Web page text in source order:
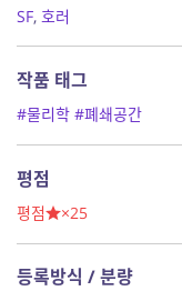
SF, 호러
작품 태그
#물리학 #폐쇄공간
평점
평점 ×25
등록방식 / 분량